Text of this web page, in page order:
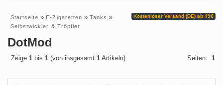
Kostenloser Versand (DE) ab 49€
Startseite » E-Zigaretten » Tanks »
Selbstwickler & Tröpfler
DotMod
Zeige 1 bis 1 (von insgesamt 1 Artikeln) Seiten: 1